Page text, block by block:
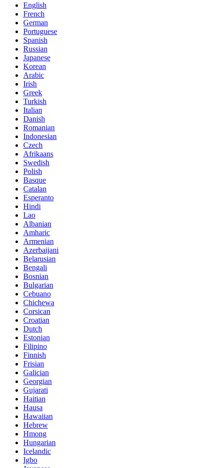
English
French
German
Portuguese
Spanish
Russian
Japanese
Korean
Arabic
Irish
Greek
Turkish
Italian
Danish
Romanian
Indonesian
Czech
Afrikaans
Swedish
Polish
Basque
Catalan
Esperanto
Hindi
Lao
Albanian
Amharic
Armenian
Azerbaijani
Belarusian
Bengali
Bosnian
Bulgarian
Cebuano
Chichewa
Corsican
Croatian
Dutch
Estonian
Filipino
Finnish
Frisian
Galician
Georgian
Gujarati
Haitian
Hausa
Hawaiian
Hebrew
Hmong
Hungarian
Icelandic
Igbo